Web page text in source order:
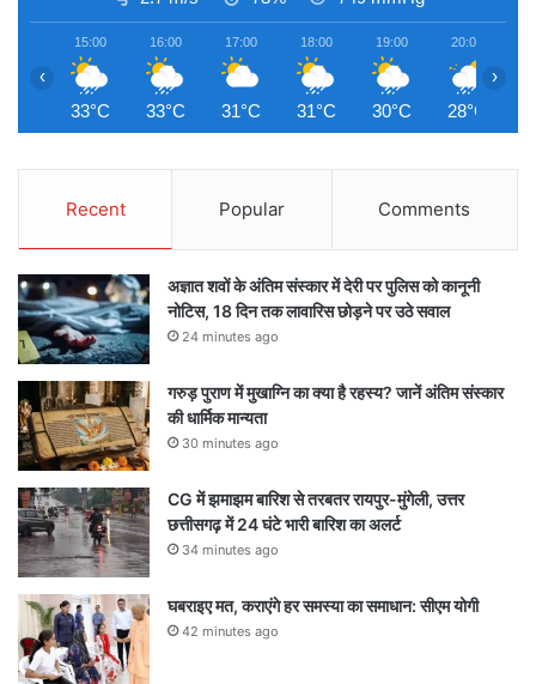
15:00
33°C
16:00
33°C
17:00
31°C
18:00
31°C
19:00
30°C
20:00
28°C
‹ ›
Recent Popular Comments
अज्ञात शवों के अंतिम संस्कार में देरी पर पुलिस को कानूनी
नोटिस, 18 दिन तक लावारिस छोड़ने पर उठे सवाल
24 minutes ago
गरुड़ पुराण में मुखाग्नि का क्या है रहस्य? जानें अंतिम संस्कार
की धार्मिक मान्यता
30 minutes ago
CG में झमाझम बारिश से तरबतर रायपुर-मुंगेली, उत्तर
छत्तीसगढ़ में 24 घंटे भारी बारिश का अलर्ट
34 minutes ago
घबराइए मत, कराएंगे हर समस्या का समाधान: सीएम योगी
42 minutes ago